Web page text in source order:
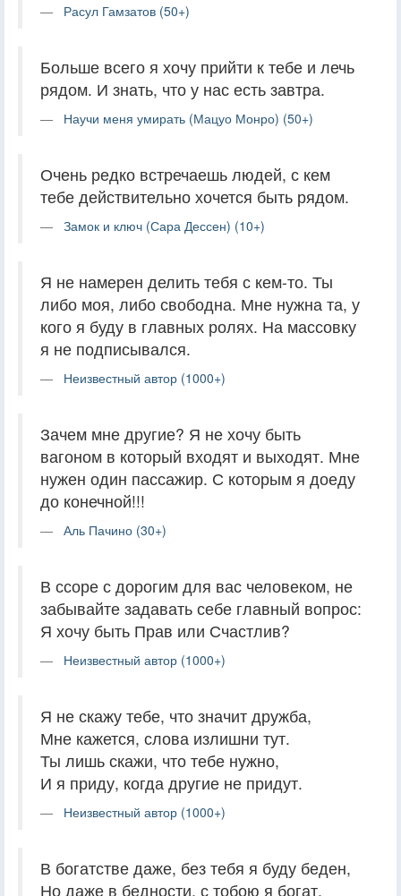
Расул Гамзатов (50+)
Больше всего я хочу прийти к тебе и лечь
рядом. И знать, что у нас есть завтра.
Научи меня умирать (Мацуо Монро) (50+)
Очень редко встречаешь людей, с кем
тебе действительно хочется быть рядом.
Замок и ключ (Сара Дессен) (10+)
Я не намерен делить тебя с кем-то. Ты
либо моя, либо свободна. Мне нужна та, у
кого я буду в главных ролях. На массовку
я не подписывался.
Неизвестный автор (1000+)
Зачем мне другие? Я не хочу быть
вагоном в который входят и выходят. Мне
нужен один пассажир. С которым я доеду
до конечной!!!
Аль Пачино (30+)
В ссоре с дорогим для вас человеком, не
забывайте задавать себе главный вопрос:
Я хочу быть Прав или Счастлив?
Неизвестный автор (1000+)
Я не скажу тебе, что значит дружба,
Мне кажется, слова излишни тут.
Ты лишь скажи, что тебе нужно,
И я приду, когда другие не придут.
Неизвестный автор (1000+)
В богатстве даже, без тебя я буду беден,
Но даже в бедности, с тобою я богат.